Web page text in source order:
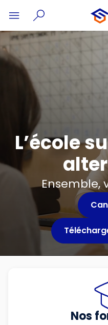
L’école
Ensemble,
Nos